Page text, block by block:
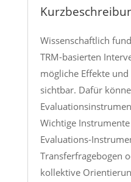
Wissenschaftlich
TRM-basierten
mögliche Effekte und
sichtbar. Dafür
Wichtige
Evaluations-
Transferfragebogen
kollektive